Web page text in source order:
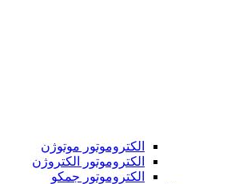
الکتروموتور موتوژن
الکتروموتور الکتروژن
الکتروموتور جمکو